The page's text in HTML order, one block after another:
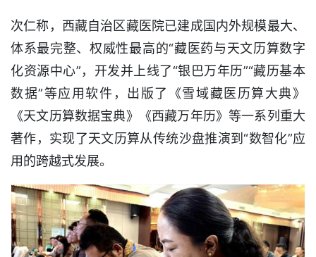
次仁称，西藏自治区藏医院已建成国内外规模最大、
体系最完整、权威性最高的“藏医药与天文历算数字
化资源中心”，开发并上线了“银巴万年历”“藏历基本
数据”等应用软件，出版了《雪域藏医历算大典》
《天文历算数据宝典》《西藏万年历》等一系列重大
著作，实现了天文历算从传统沙盘推演到“数智化”应
用的跨越式发展。